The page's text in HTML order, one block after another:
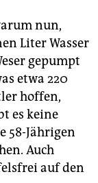
nun,
Liter Wasser
gepumpt
etwa 220
hoffen,
es keine
58-Jährigen
Auch
auf den